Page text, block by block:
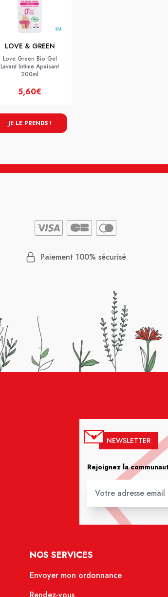
LOVE & GREEN
Love Green Bio Gel
Lavant Intime Apaisant
200ml
5,60€
JE LE PRENDS !
Paiement 100% sécurisé
NEWSLETTER
Rejoignez la
NOS SERVICES
Envoyer mon ordonnance